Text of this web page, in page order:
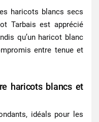
haricots blancs secs
Tarbais est apprécié
qu’un haricot blanc
entre tenue et
haricots blancs et
idéals pour les